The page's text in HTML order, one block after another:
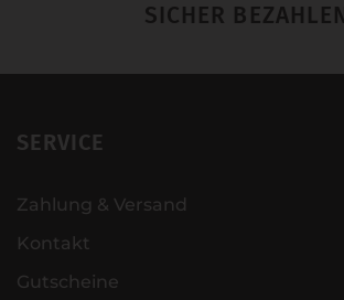
SICHER
SERVICE
Zahlung & Versand
Kontakt
Gutscheine